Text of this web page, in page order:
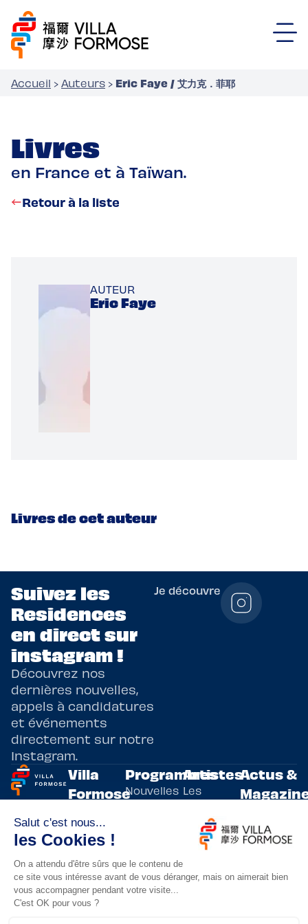
Accueil › Auteurs › Eric Faye / 艾力克．菲耶
Livres
en France et à Taïwan.
Retour à la liste
AUTEUR
Eric Faye
Livres de cet auteur
Suivez les
Residences
en direct sur
instagram !
Découvrez nos
dernières nouvelles,
appels à candidatures
et événements
directement sur notre
Instagram.
Je découvre
Programmes
de
résidences
artistiques
bilatérales,
entre la
France et
Taïwan.
Villa
Formose
Adoptez
un artiste
Lieux de
résidence
Programmes
Nouvelles
écritures
Arts
vivants
innovants
Artistes
Les
artistes
résidents
Evènements
Actus &
actualités